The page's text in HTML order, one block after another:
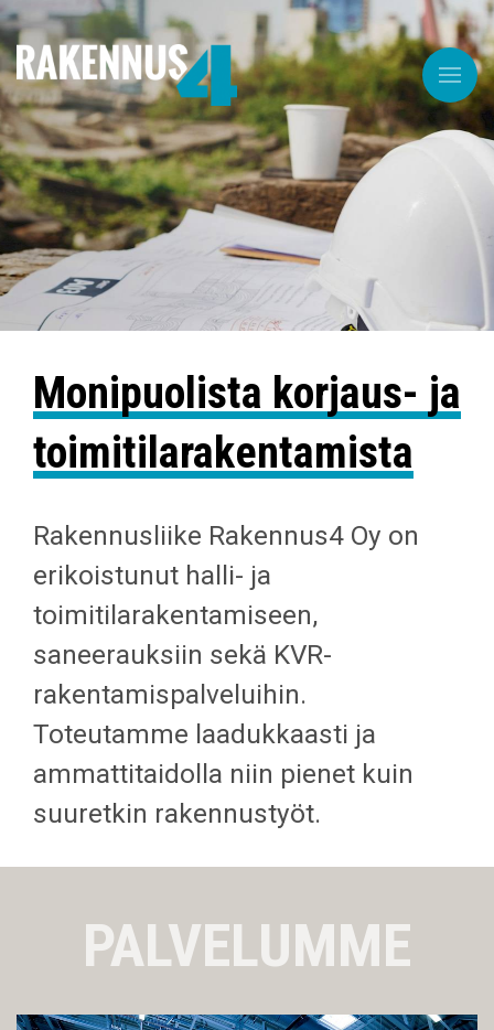
Monipuolista korjaus- ja
toimitila­rakentamista
Rakennusliike Rakennus4 Oy on
erikoistunut halli- ja
toimitilarakentamiseen,
saneerauksiin sekä KVR-
rakentamispalveluihin.
Toteutamme laadukkaasti ja
ammattitaidolla niin pienet kuin
suuretkin rakennustyöt.
PALVELUMME